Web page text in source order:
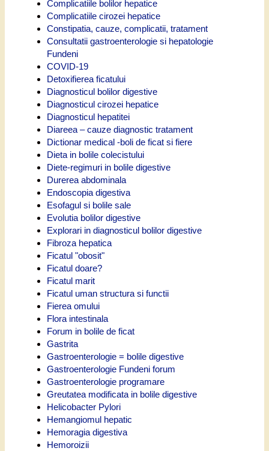
Complicatiile bolilor hepatice
Complicatiile cirozei hepatice
Constipatia, cauze, complicatii, tratament
Consultatii gastroenterologie si hepatologie
Fundeni
COVID-19
Detoxifierea ficatului
Diagnosticul bolilor digestive
Diagnosticul cirozei hepatice
Diagnosticul hepatitei
Diareea – cauze diagnostic tratament
Dictionar medical -boli de ficat si fiere
Dieta in bolile colecistului
Diete-regimuri in bolile digestive
Durerea abdominala
Endoscopia digestiva
Esofagul si bolile sale
Evolutia bolilor digestive
Explorari in diagnosticul bolilor digestive
Fibroza hepatica
Ficatul "obosit"
Ficatul doare?
Ficatul marit
Ficatul uman structura si functii
Fierea omului
Flora intestinala
Forum in bolile de ficat
Gastrita
Gastroenterologie = bolile digestive
Gastroenterologie Fundeni forum
Gastroenterologie programare
Greutatea modificata in bolile digestive
Helicobacter Pylori
Hemangiomul hepatic
Hemoragia digestiva
Hemoroizii